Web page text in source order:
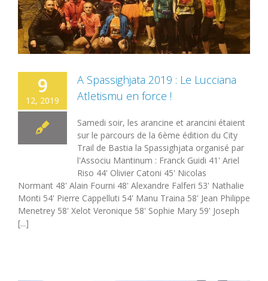
9
12, 2019
A Spassighjata 2019 : Le Lucciana
Atletismu en force !
Samedi soir, les arancine et arancini étaient
sur le parcours de la 6ème édition du City
Trail de Bastia la Spassighjata organisé par
l'Associu Mantinum : Franck Guidi 41' Ariel
Riso 44' Olivier Catoni 45' Nicolas
Normant 48' Alain Fourni 48' Alexandre Falferi 53' Nathalie
Monti 54' Pierre Cappelluti 54' Manu Traina 58' Jean Philippe
Menetrey 58' Xelot Veronique 58' Sophie Mary 59' Joseph
[...]